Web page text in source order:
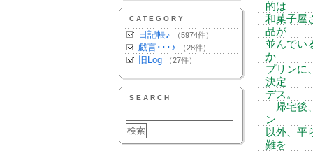
CATEGORY
日記帳♪ （5974件）
戯言･･･♪ （28件）
旧Log （27件）
SEARCH
的は
和菓子屋
品が
並んでい
か
プリンに
決定
デス。
帰宅後
ン
以外、平
難を